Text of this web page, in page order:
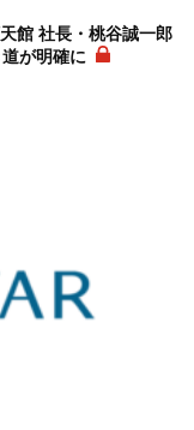
館 社長・桃谷誠一郎
が明確に